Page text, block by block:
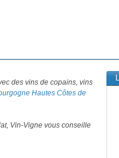
des vins de copains, vins
Hautes Côtes de
Vin-Vigne vous conseille